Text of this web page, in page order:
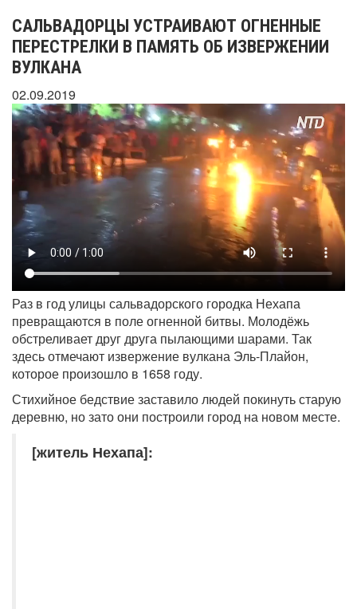
САЛЬВАДОРЦЫ УСТРАИВАЮТ ОГНЕННЫЕ
ПЕРЕСТРЕЛКИ В ПАМЯТЬ ОБ ИЗВЕРЖЕНИИ
ВУЛКАНА
02.09.2019
Раз в год улицы сальвадорского городка Нехапа
превращаются в поле огненной битвы. Молодёжь
обстреливает друг друга пылающими шарами. Так
здесь отмечают извержение вулкана Эль-Плайон,
которое произошло в 1658 году.
Стихийное бедствие заставило людей покинуть старую
деревню, но зато они построили город на новом месте.
[житель Нехапа]: